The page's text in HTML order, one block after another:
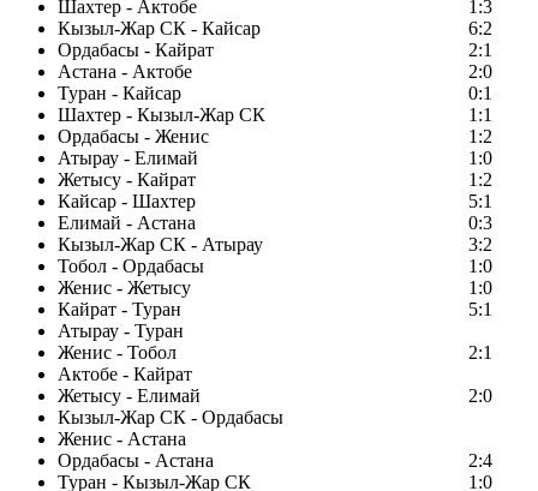
Шахтер - Актобе
1:3
Кызыл-Жар СК - Кайсар
6:2
Ордабасы - Кайрат
2:1
Астана - Актобе
2:0
Туран - Кайсар
0:1
Шахтер - Кызыл-Жар СК
1:1
Ордабасы - Женис
1:2
Атырау - Елимай
1:0
Жетысу - Кайрат
1:2
Кайсар - Шахтер
5:1
Елимай - Астана
0:3
Кызыл-Жар СК - Атырау
3:2
Тобол - Ордабасы
1:0
Женис - Жетысу
1:0
Кайрат - Туран
5:1
Атырау - Туран
Женис - Тобол
2:1
Актобе - Кайрат
Жетысу - Елимай
2:0
Кызыл-Жар СК - Ордабасы
Женис - Астана
Ордабасы - Астана
2:4
Туран - Кызыл-Жар СК
1:0